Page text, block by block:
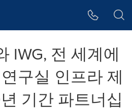
IWG, 전 세계에
구실 인프라 제
기간 파트너십